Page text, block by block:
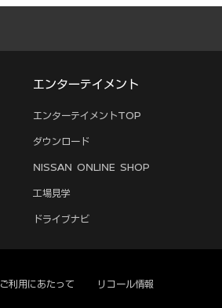
エンターテイメント
エンターテイメントTOP
ダウンロード
NISSAN ONLINE SHOP
工場見学
ドライブナビ
ご利用にあたって リコール情報